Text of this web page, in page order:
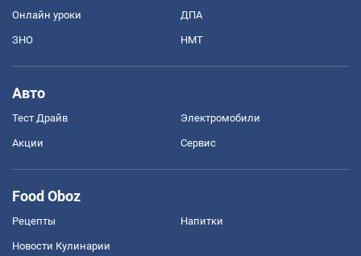
Онлайн уроки ДПА
ЗНО НМТ
Авто
Тест Драйв Электромобили
Акции Сервис
Food Oboz
Рецепты Напитки
Новости Кулинарии